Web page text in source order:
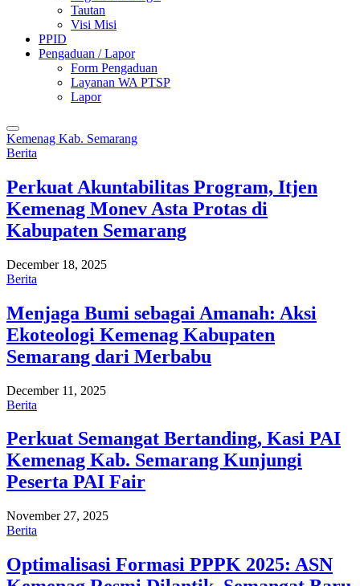
Tautan
Visi Misi
PPID
Pengaduan / Lapor
Form Pengaduan
Layanan WA PTSP
Lapor
Kemenag Kab. Semarang
Berita
Perkuat Akuntabilitas Program, Itjen
Kemenag Monev Asta Protas di
Kabupaten Semarang
December 18, 2025
Berita
Menjaga Bumi sebagai Amanah: Aksi
Ekoteologi Kemenag Kabupaten
Semarang dari Merbabu
December 11, 2025
Berita
Perkuat Semangat Bertanding, Kasi PAI
Kemenag Kab. Semarang Kunjungi
Peserta PAI Fair
November 27, 2025
Berita
Optimalisasi Formasi PPPK 2025: ASN